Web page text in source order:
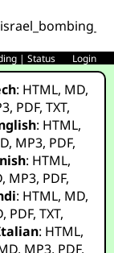
|Status Login
: HTML, MD,
, PDF,TXT,
: HTML,
, MP3, PDF,
: HTML,
, MP3, PDF,
: HTML, MD,
, PDF,TXT,
: HTML,
, MP3, PDF,